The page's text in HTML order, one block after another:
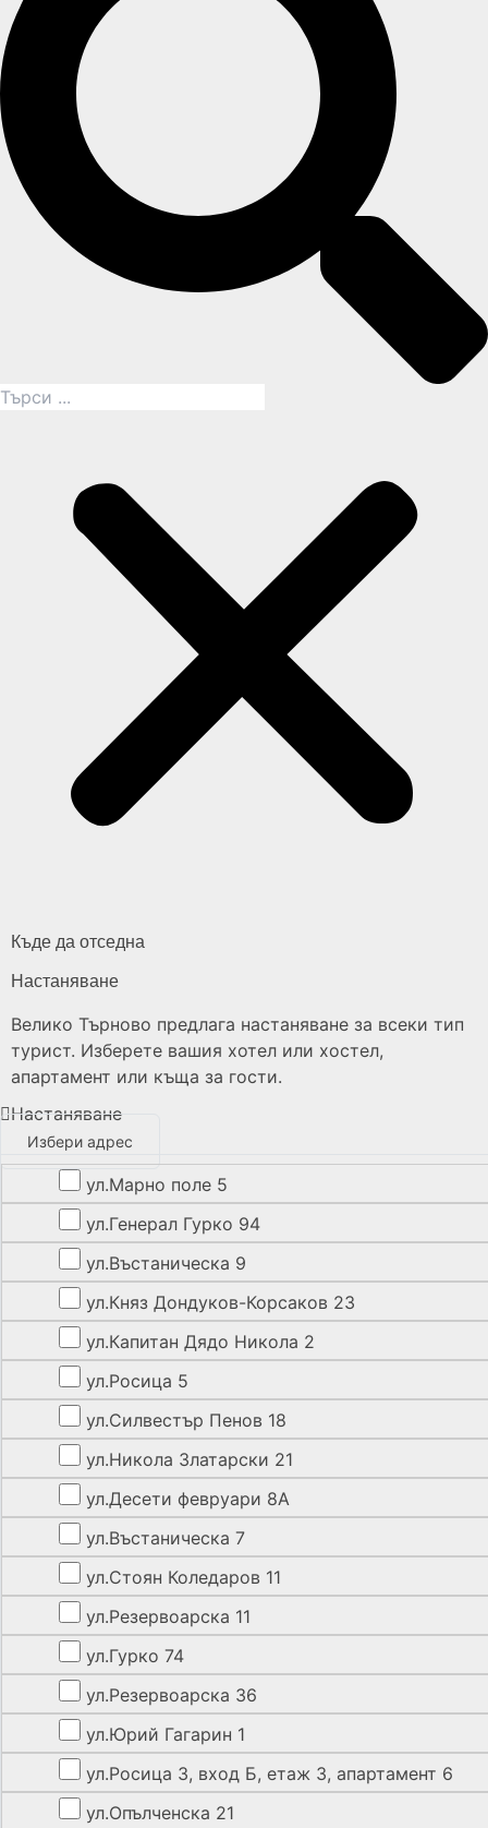
Къде да отседна
Настаняване
Велико Търново предлага настаняване за всеки тип
турист. Изберете вашия хотел или хостел,
апартамент или къща за гости.
Настаняване
Избери адрес
ул.Марно поле 5
ул.Генерал Гурко 94
ул.Въстаническа 9
ул.Княз Дондуков-Корсаков 23
ул.Капитан Дядо Никола 2
ул.Росица 5
ул.Силвестър Пенов 18
ул.Никола Златарски 21
ул.Десети февруари 8А
ул.Въстаническа 7
ул.Стоян Коледаров 11
ул.Резервоарска 11
ул.Гурко 74
ул.Резервоарска 36
ул.Юрий Гагарин 1
ул.Росица 3, вход Б, етаж 3, апартамент 6
ул.Опълченска 21